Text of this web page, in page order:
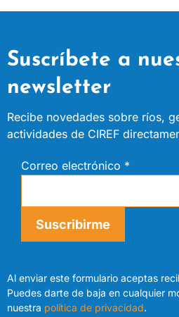
Suscríbete a
newsletter
Recibe novedades sobre ríos,
actividades de CIREF
Correo electrónico *
Suscribirme
Al enviar este formulario aceptas
Puedes darte de baja en cualquier
nuestra política de privacidad.